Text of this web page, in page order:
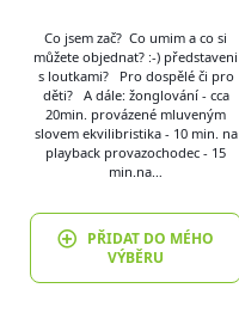
Co jsem zač? Co umim a co si
můžete objednat? :-) představeni
s loutkami? Pro dospělé či pro
děti? A dále: žonglování - cca
20min. provázené mluveným
slovem ekvilibristika - 10 min. na
playback provazochodec - 15
min.na…
PŘIDAT DO MÉHO
VÝBĚRU